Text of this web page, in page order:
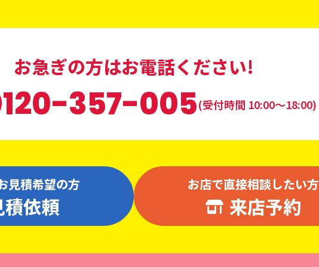
お急ぎの方はお電話ください!
357-005(受付時間 10:00〜18:00)
見積希望の方
積依頼
お店で直接相談したい方
来店予約